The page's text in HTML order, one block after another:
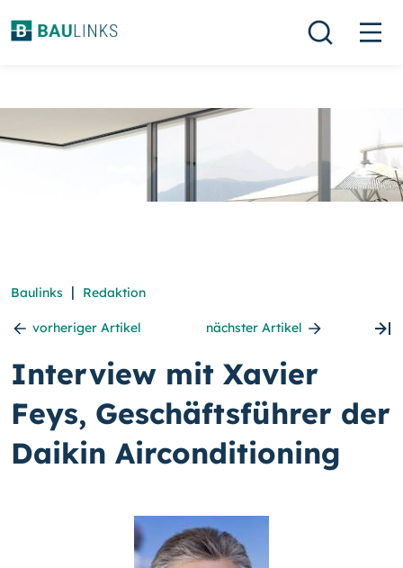
Baulinks | Redaktion
vorheriger Artikel nächster Artikel
Interview mit Xavier
Feys, Geschäftsführer der
Daikin Airconditioning